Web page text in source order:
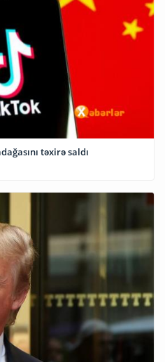
təxirə saldı